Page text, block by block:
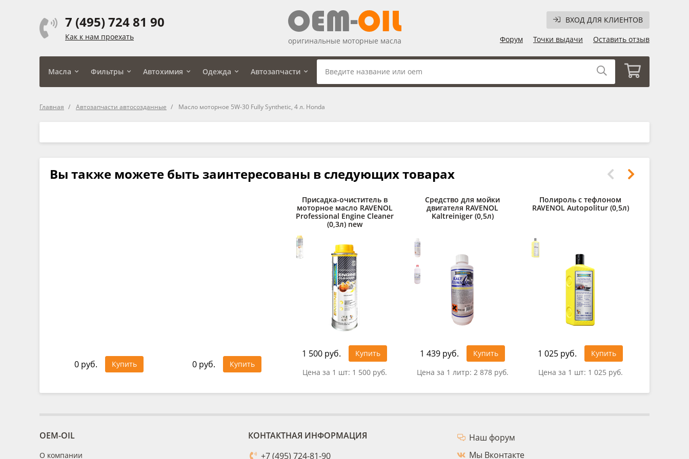
7 (495) 724 81 90
Как к нам проехать
ВХОД ДЛЯ КЛИЕНТОВ
Форум
Точки выдачи Оставить отзыв
оригинальные моторные масла
Масла Фильтры Автохимия Одежда Автозапчасти
Главная Автозапчасти автосозданные Масло моторное 5W-30 Fully Synthetic, 4 л. Honda
Вы также можете быть заинтересованы в следующих товарах
0 руб. Купить 0 руб. Купить
Присадка-очиститель в
моторное масло RAVENOL
Professional Engine Cleaner
(0,3л) new
1 500 руб.
Купить
Цена за 1 шт: 1 500 руб.
Средство для мойки
двигателя RAVENOL
Kaltreiniger (0,5л)
1 439 руб.
Купить
Цена за 1 литр: 2 878 руб.
Полироль с тефлоном
RAVENOL Autopolitur (0,5л)
1 025 руб.
Купить
Цена за 1 шт: 1 025 руб.
OEM-OIL
О компании
КОНТАКТНАЯ ИНФОРМАЦИЯ
+7 (495) 724-81-90
Наш форум
Мы Вконтакте